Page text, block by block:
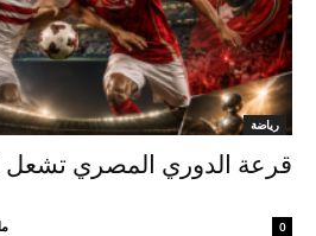
رياضة
قرعة الدوري المصري تشعل
0